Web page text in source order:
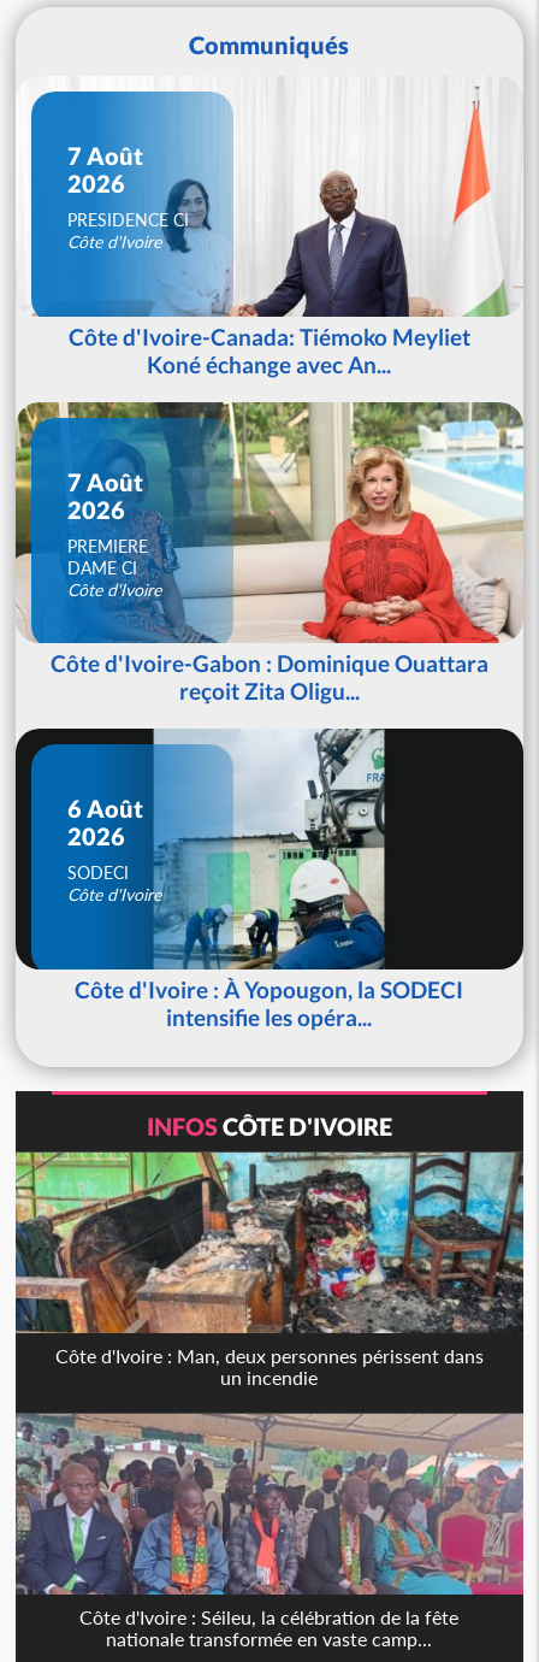
Communiqués
7 Août
2026
PRESIDENCE CI
Côte d'Ivoire
Côte d'Ivoire-Canada: Tiémoko Meyliet
Koné échange avec An...
7 Août
2026
PREMIERE
DAME CI
Côte d'Ivoire
Côte d'Ivoire-Gabon : Dominique Ouattara
reçoit Zita Oligu...
6 Août
2026
SODECI
Côte d'Ivoire
Côte d'Ivoire : À Yopougon, la SODECI
intensifie les opéra...
INFOSCÔTE D'IVOIRE
Côte d'Ivoire : Man, deux personnes périssent dans
un incendie
Côte d'Ivoire : Séileu, la célébration de la fête
nationale transformée en vaste camp...